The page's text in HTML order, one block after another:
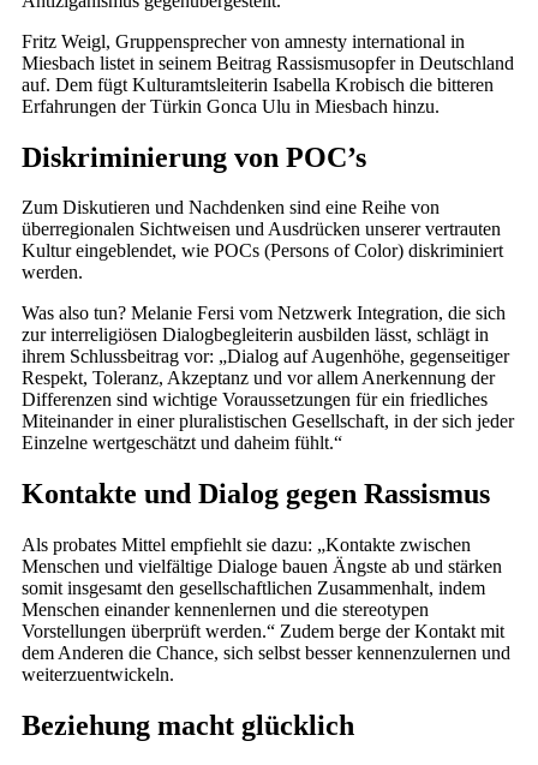
Fritz Weigl, Gruppensprecher von amnesty international in
Miesbach listet in seinem Beitrag Rassismusopfer in Deutschland
auf. Dem fügt Kulturamtsleiterin Isabella Krobisch die bitteren
Erfahrungen der Türkin Gonca Ulu in Miesbach hinzu.
Diskriminierung von POC’s
Zum Diskutieren und Nachdenken sind eine Reihe von
überregionalen Sichtweisen und Ausdrücken unserer vertrauten
Kultur eingeblendet, wie POCs (Persons of Color) diskriminiert
werden.
Was also tun? Melanie Fersi vom Netzwerk Integration, die sich
zur interreligiösen Dialogbegleiterin ausbilden lässt, schlägt in
ihrem Schlussbeitrag vor: „Dialog auf Augenhöhe, gegenseitiger
Respekt, Toleranz, Akzeptanz und vor allem Anerkennung der
Differenzen sind wichtige Voraussetzungen für ein friedliches
Miteinander in einer pluralistischen Gesellschaft, in der sich jeder
Einzelne wertgeschätzt und daheim fühlt.“
Kontakte und Dialog gegen Rassismus
Als probates Mittel empfiehlt sie dazu: „Kontakte zwischen
Menschen und vielfältige Dialoge bauen Ängste ab und stärken
somit insgesamt den gesellschaftlichen Zusammenhalt, indem
Menschen einander kennenlernen und die stereotypen
Vorstellungen überprüft werden.“ Zudem berge der Kontakt mit
dem Anderen die Chance, sich selbst besser kennenzulernen und
weiterzuentwickeln.
Beziehung macht glücklich